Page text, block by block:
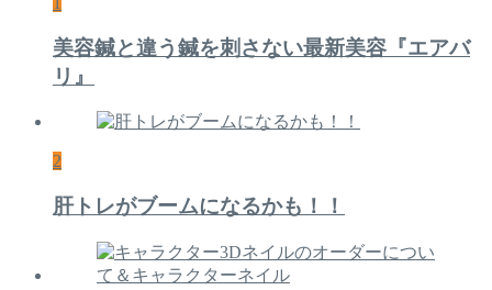
美容鍼と違う鍼を刺さない最新美容『エアバ
リ』
2
肝トレがブームになるかも！！